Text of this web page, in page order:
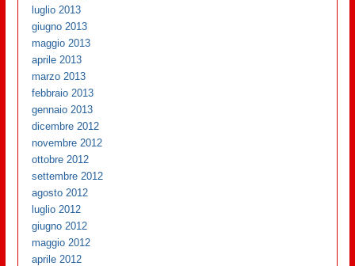
luglio 2013
giugno 2013
maggio 2013
aprile 2013
marzo 2013
febbraio 2013
gennaio 2013
dicembre 2012
novembre 2012
ottobre 2012
settembre 2012
agosto 2012
luglio 2012
giugno 2012
maggio 2012
aprile 2012